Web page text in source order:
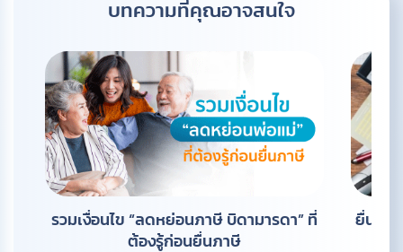
บทความที่คุณอาจสนใจ
รวมเงื่อนไข “ลดหย่อนภาษี บิดามารดา” ที่
ต้องรู้ก่อนยื่นภาษี
ยื่นภาษี